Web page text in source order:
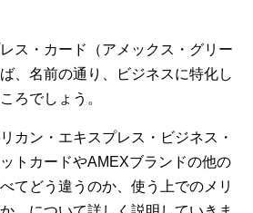
ス・カード（アメックス・グリー
、名前の通り、ビジネスに特化し
ろでしょう。
カン・エキスプレス・ビジネス・
トカードやAMEXブランドの他の
てどう違うのか、使う上でのメリ